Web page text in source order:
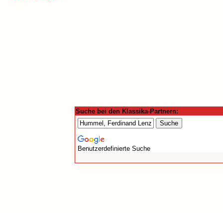
Suche bei den Klassika-Partnern:
Benutzerdefinierte Suche